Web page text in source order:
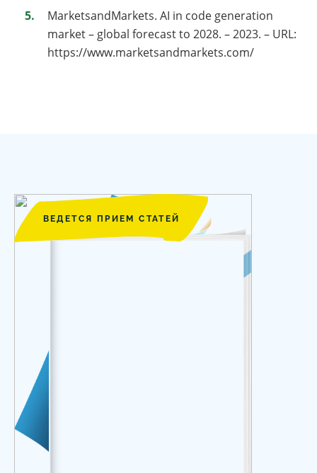
MarketsandMarkets. AI in code generation
market – global forecast to 2028. – 2023. – URL:
https://www.marketsandmarkets.com/
ВЕДЕТСЯ ПРИЕМ СТАТЕЙ